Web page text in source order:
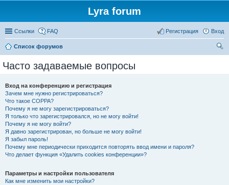
Lyra forum
Ссылки FAQ Вход
Регистрация
Список форумов
Часто задаваемые вопросы
Вход на конференцию и регистрация
Зачем мне нужно регистрироваться?
Что такое COPPA?
Почему я не могу зарегистрироваться?
Я только что зарегистрировался, но не могу войти!
Почему я не могу войти?
Я давно зарегистрирован, но больше не могу войти!
Я забыл пароль!
Почему мне периодически приходится повторять ввод имени и пароля?
Что делает функция «Удалить cookies конференции»?
Параметры и настройки пользователя
Как мне изменить мои настройки?